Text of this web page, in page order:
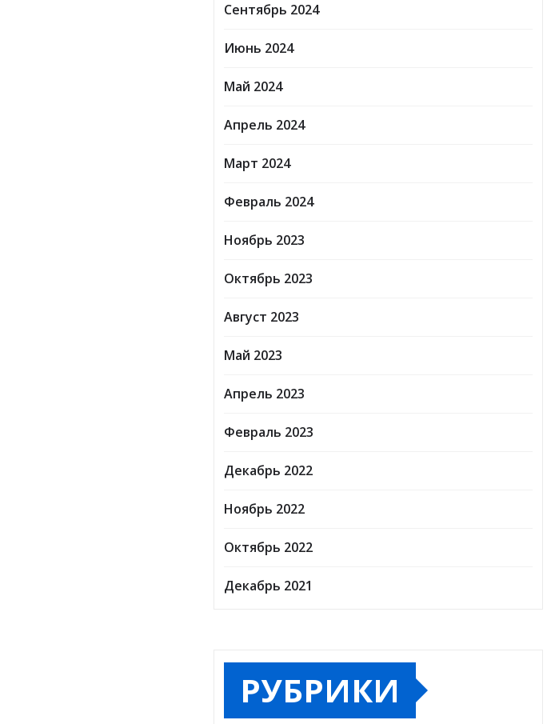
Сентябрь 2024
Июнь 2024
Май 2024
Апрель 2024
Март 2024
Февраль 2024
Ноябрь 2023
Октябрь 2023
Август 2023
Май 2023
Апрель 2023
Февраль 2023
Декабрь 2022
Ноябрь 2022
Октябрь 2022
Декабрь 2021
РУБРИКИ